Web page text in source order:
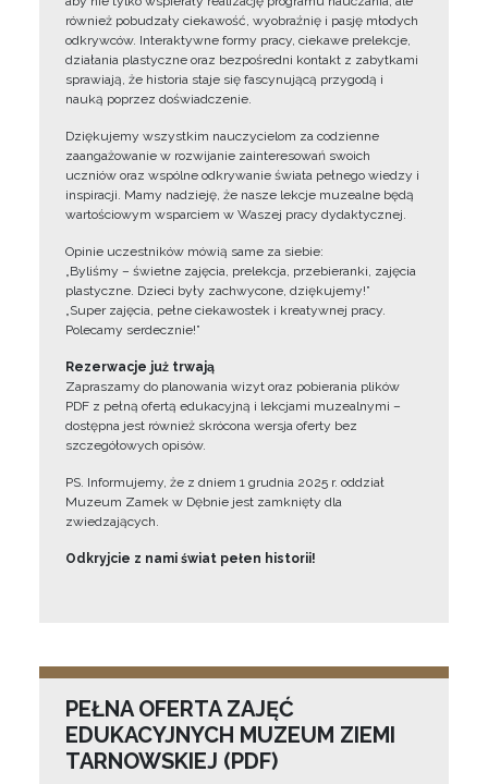
również pobudzały ciekawość, wyobraźnię i pasję młodych
odkrywców. Interaktywne formy pracy, ciekawe prelekcje,
działania plastyczne oraz bezpośredni kontakt z zabytkami
sprawiają, że historia staje się fascynującą przygodą i
nauką poprzez doświadczenie.
Dziękujemy wszystkim nauczycielom za codzienne
zaangażowanie w rozwijanie zainteresowań swoich
uczniów oraz wspólne odkrywanie świata pełnego wiedzy i
inspiracji. Mamy nadzieję, że nasze lekcje muzealne będą
wartościowym wsparciem w Waszej pracy dydaktycznej.
Opinie uczestników mówią same za siebie:
„Byliśmy – świetne zajęcia, prelekcja, przebieranki, zajęcia
plastyczne. Dzieci były zachwycone, dziękujemy!”
„Super zajęcia, pełne ciekawostek i kreatywnej pracy.
Polecamy serdecznie!”
Rezerwacje już trwają
Zapraszamy do planowania wizyt oraz pobierania plików
PDF z pełną ofertą edukacyjną i lekcjami muzealnymi –
dostępna jest również skrócona wersja oferty bez
szczegółowych opisów.
PS. Informujemy, że z dniem 1 grudnia 2025 r. oddział
Muzeum Zamek w Dębnie jest zamknięty dla
zwiedzających.
Odkryjcie z nami świat pełen historii!
PEŁNA OFERTA ZAJĘĆ
EDUKACYJNYCH MUZEUM ZIEMI
TARNOWSKIEJ (PDF)